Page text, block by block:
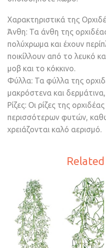
Χαρακτηριστικά της
Άνθη: Τα άνθη της
πολύχρωμα και έχουν
ποικίλλουν από το λευκό
μοβ και το κόκκινο.
Φύλλα: Τα φύλλα της
μακρόστενα και
Ρίζες: Οι ρίζες της
περισσότερων φυτών,
χρειάζονται καλό αερισμό.